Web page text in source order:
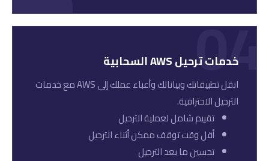
04
خدمات ترحيل AWS السحابية
انقل تطبيقاتك وبياناتك وأعباء عملك إلى AWS مع خدمات
الترحيل الاحترافية.
تقييم شامل لعملية الترحيل
أقل وقت توقف ممكن أثناء الترحيل
تحسين ما بعد الترحيل